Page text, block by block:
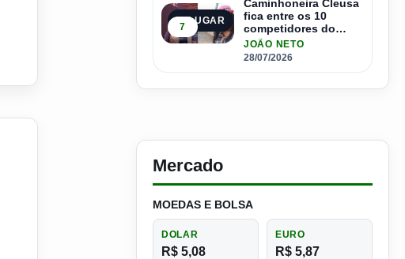
5º LUGAR
7
Caminhoneira Cleusa
fica entre os 10
competidores do
Master Driver Brasil
JOÃO NETO
28/07/2026
Mercado
MOEDAS E BOLSA
DOLAR
R$ 5,08
EURO
R$ 5,87